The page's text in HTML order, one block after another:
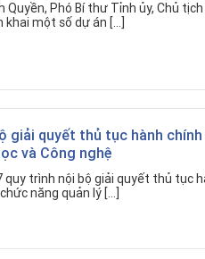
Phó Bí thư Tỉnh ủy, Chủ
một số dự án […]
giải quyết thủ tục hành
và Công nghệ
trình nội bộ giải quyết thủ tục
năng quản lý […]